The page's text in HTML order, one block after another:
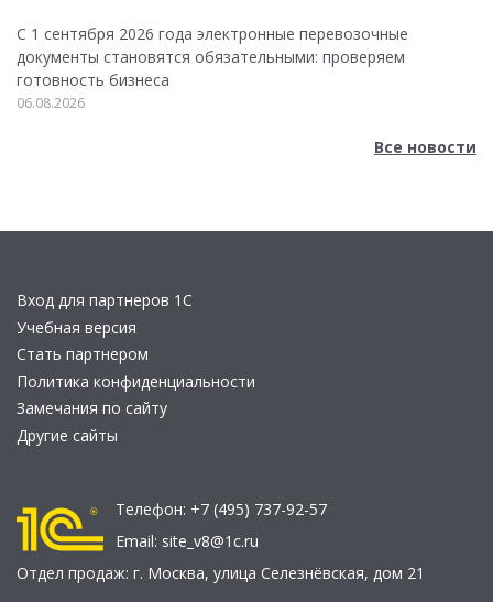
С 1 сентября 2026 года электронные перевозочные
документы становятся обязательными: проверяем
готовность бизнеса
06.08.2026
Все новости
Вход для партнеров 1С
Учебная версия
Стать партнером
Политика конфиденциальности
Замечания по сайту
Другие сайты
Телефон: +7 (495) 737-92-57
Email: site_v8@1c.ru
Отдел продаж: г. Москва, улица Селезнёвская, дом 21